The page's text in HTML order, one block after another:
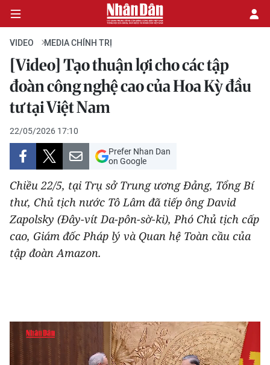
CHÍNH TRỊ
KINH TẾ
VĂN HÓA
XÃ HỘI
PHÁP LUẬT
DU LỊCH
THẾ GIỚI
Y TẾ
VIDEO MEDIA CHÍNH TRỊ
[Video] Tạo thuận lợi cho các tập
đoàn công nghệ cao của Hoa Kỳ đầu
tư tại Việt Nam
22/05/2026 17:10
Prefer Nhan Dan
on Google
Chiều 22/5, tại Trụ sở Trung ương Đảng, Tổng Bí
thư, Chủ tịch nước Tô Lâm đã tiếp ông David
Zapolsky (Đây-vít Da-pôn-sờ-ki), Phó Chủ tịch cấp
cao, Giám đốc Pháp lý và Quan hệ Toàn cầu của
tập đoàn Amazon.